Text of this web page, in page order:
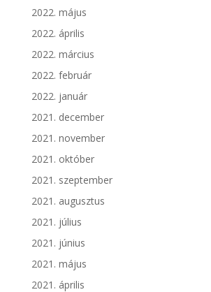
2022. május
2022. április
2022. március
2022. február
2022. január
2021. december
2021. november
2021. október
2021. szeptember
2021. augusztus
2021. július
2021. június
2021. május
2021. április